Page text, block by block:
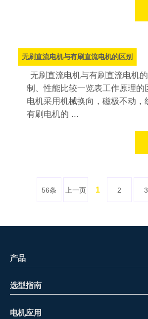
无刷直流电机与有刷直流电机的区别
无刷直流电机与有刷直流电机
制、性能比较一览表工作原理的
电机采用机械换向，磁极不动，
有刷电机的 ...
56条 上一页 1 2 3
产品
选型指南
电机应用